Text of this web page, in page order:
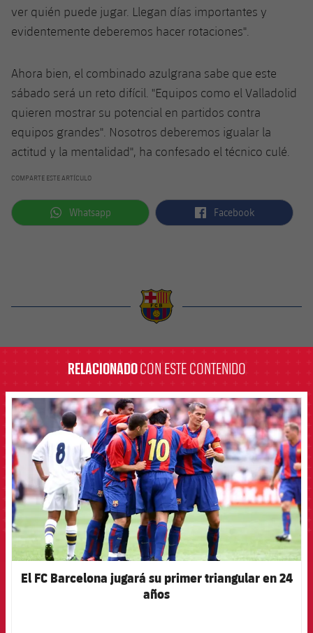
Jugadores
Resultados
Clasificaciones
Fotos
Voleibol femenino
Apúntate a las amateurs
plusicon
más
Carnet de las Secciones Amateurs
PLUSICON
MÁS
League of Legends
VALORANT Rising
eFootball
ver quién puede jugar. Llegan días importantes y
evidentemente deberemos hacer rotaciones".
Ahora bien, el combinado azulgrana sabe que este
sábado será un reto difícil. "Equipos como el Valladolid
quieren mostrar su potencial en partidos contra
equipos grandes". Nosotros deberemos igualar la
actitud y la mentalidad", ha confesado el técnico culé.
COMPARTE ESTE ARTÍCULO
label.aria.whatsapp
Whatsapp label.aria.facebook
Facebook
RELACIONADOCON ESTE CONTENIDO
FCB Barcelona badge
El FC Barcelona jugará su primer triangular en 24
años